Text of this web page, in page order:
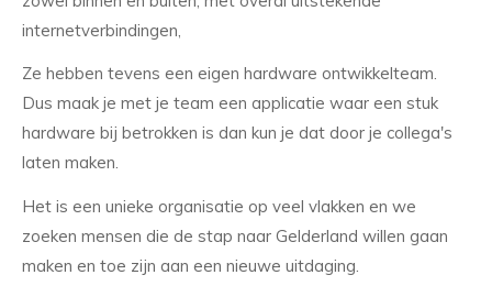
internetverbindingen,
Ze hebben tevens een eigen hardware ontwikkelteam.
Dus maak je met je team een applicatie waar een stuk
hardware bij betrokken is dan kun je dat door je collega's
laten maken.
Het is een unieke organisatie op veel vlakken en we
zoeken mensen die de stap naar Gelderland willen gaan
maken en toe zijn aan een nieuwe uitdaging.